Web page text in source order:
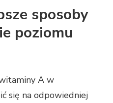
sposoby
poziomu
A w
się na odpowiedniej